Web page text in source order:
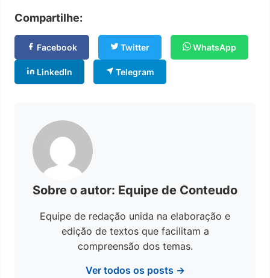
Compartilhe:
Facebook Twitter WhatsApp
LinkedIn Telegram
Sobre o autor: Equipe de Conteudo
Equipe de redação unida na elaboração e
edição de textos que facilitam a
compreensão dos temas.
Ver todos os posts →